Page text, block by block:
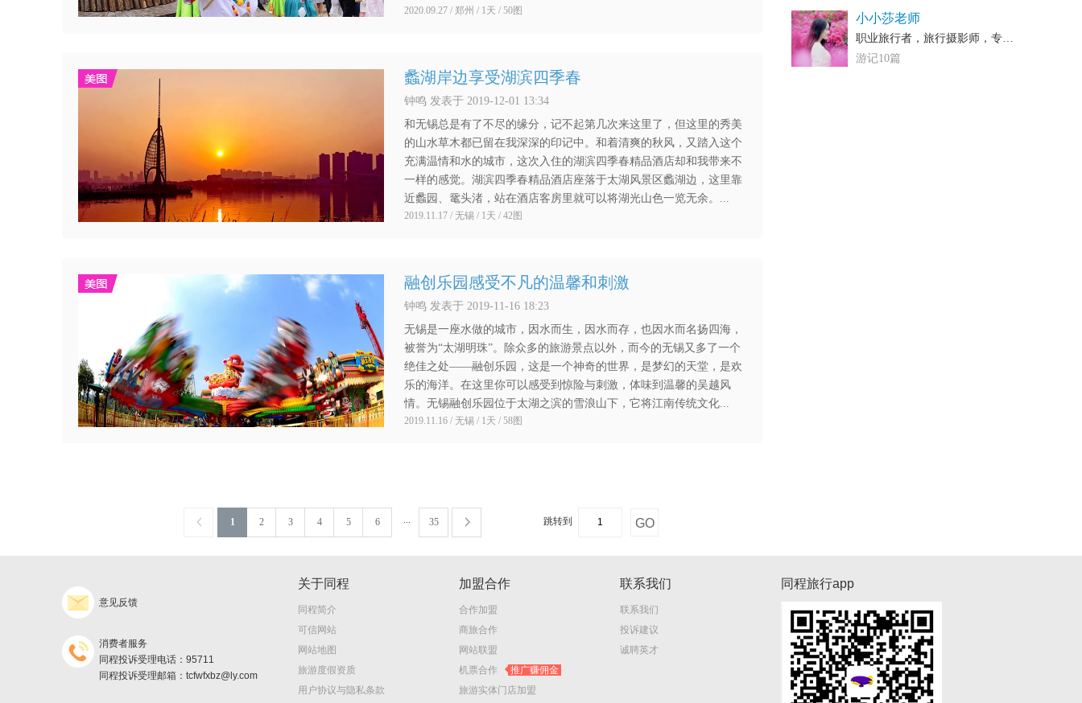
2020.09.27 / 郑州 / 1天 / 50图
蠡湖岸边享受湖滨四季春
钟鸣 发表于 2019-12-01 13:34
和无锡总是有了不尽的缘分，记不起第几次来这里了，但这里的秀美
的山水草木都已留在我深深的印记中。和着清爽的秋风，又踏入这个
充满温情和水的城市，这次入住的湖滨四季春精品酒店却和我带来不
一样的感觉。湖滨四季春精品酒店座落于太湖风景区蠡湖边，这里靠
近蠡园、鼋头渚，站在酒店客房里就可以将湖光山色一览无余。...
2019.11.17 / 无锡 / 1天 / 42图
融创乐园感受不凡的温馨和刺激
钟鸣 发表于 2019-11-16 18:23
无锡是一座水做的城市，因水而生，因水而存，也因水而名扬四海，
被誉为“太湖明珠”。除众多的旅游景点以外，而今的无锡又多了一个
绝佳之处——融创乐园，这是一个神奇的世界，是梦幻的天堂，是欢
乐的海洋。在这里你可以感受到惊险与刺激，体味到温馨的吴越风
情。无锡融创乐园位于太湖之滨的雪浪山下，它将江南传统文化...
2019.11.16 / 无锡 / 1天 / 58图
小小莎老师
职业旅行者，旅行摄影师，专栏作者，精品酒店控，热爱生活的妹子
游记10篇
1 2 3 4 5 6 ... 35 跳转到
意见反馈
消费者服务
同程投诉受理电话：95711
同程投诉受理邮箱：tcfwfxbz@ly.com
关于同程
同程简介
可信网站
网站地图
旅游度假资质
用户协议与隐私条款
加盟合作
合作加盟
商旅合作
网站联盟
机票合作
推广赚佣金
旅游实体门店加盟
联系我们
联系我们
投诉建议
诚聘英才
同程旅行app